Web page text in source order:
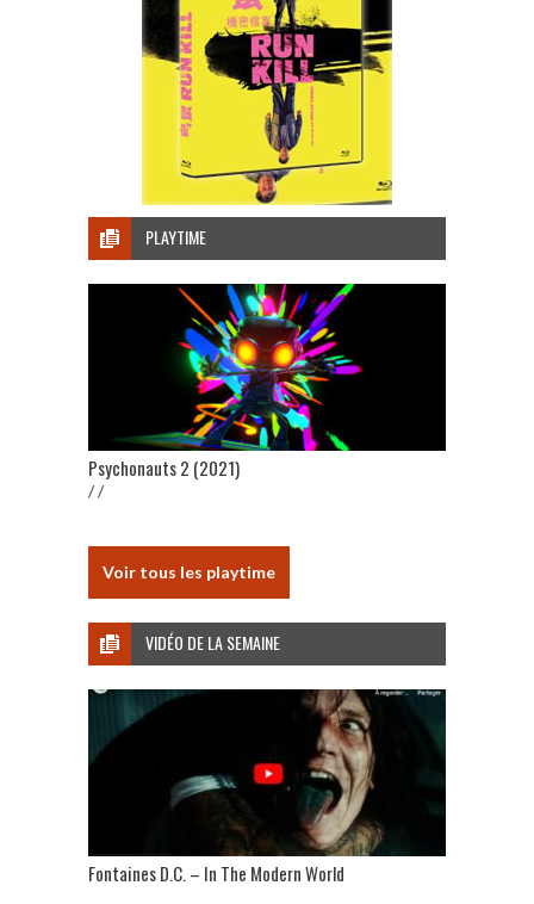
PLAYTIME
Psychonauts 2 (2021)
/ /
Voir tous les playtime
VIDÉO DE LA SEMAINE
Fontaines D.C. – In The Modern World